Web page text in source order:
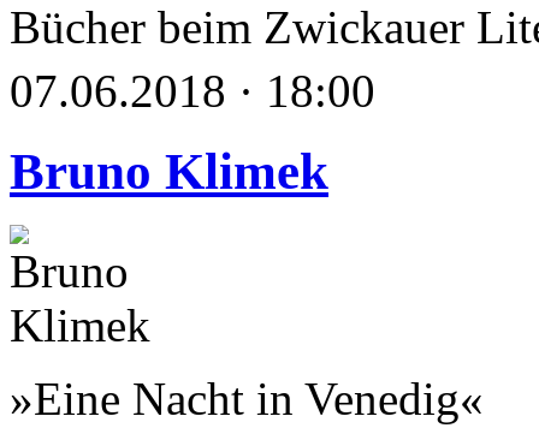
Bücher beim Zwickauer
07.06.2018 · 18:00
Bruno Klimek
»Eine Nacht in Venedig«